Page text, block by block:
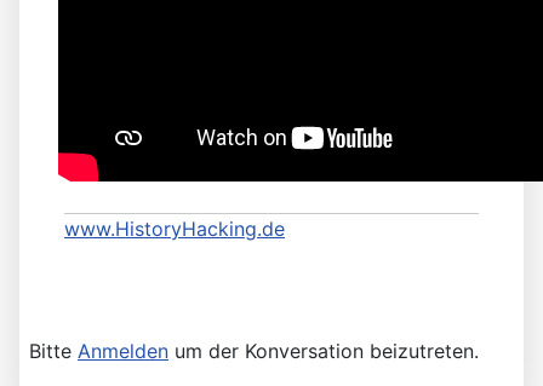
www.HistoryHacking.de
Bitte Anmelden um der Konversation beizutreten.